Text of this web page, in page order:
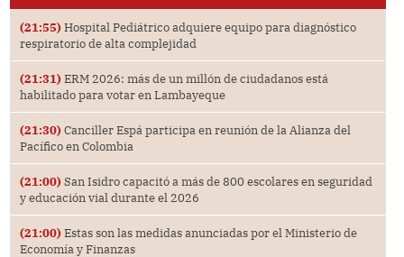
(21:55) Hospital Pediátrico adquiere equipo para diagnóstico
respiratorio de alta complejidad
(21:31) ERM 2026: más de un millón de ciudadanos está
habilitado para votar en Lambayeque
(21:30) Canciller Espá participa en reunión de la Alianza del
Pacífico en Colombia
(21:00) San Isidro capacitó a más de 800 escolares en seguridad
y educación vial durante el 2026
(21:00) Estas son las medidas anunciadas por el Ministerio de
Economía y Finanzas